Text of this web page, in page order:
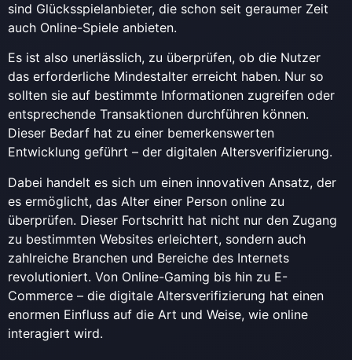
sind Glücksspielanbieter, die schon seit geraumer Zeit
auch Online-Spiele anbieten.
Es ist also unerlässlich, zu überprüfen, ob die Nutzer
das erforderliche Mindestalter erreicht haben. Nur so
sollten sie auf bestimmte Informationen zugreifen oder
entsprechende Transaktionen durchführen können.
Dieser Bedarf hat zu einer bemerkenswerten
Entwicklung geführt – der digitalen Altersverifizierung.
Dabei handelt es sich um einen innovativen Ansatz, der
es ermöglicht, das Alter einer Person online zu
überprüfen. Dieser Fortschritt hat nicht nur den Zugang
zu bestimmten Websites erleichtert, sondern auch
zahlreiche Branchen und Bereiche des Internets
revolutioniert. Von Online-Gaming bis hin zu E-
Commerce – die digitale Altersverifizierung hat einen
enormen Einfluss auf die Art und Weise, wie online
interagiert wird.